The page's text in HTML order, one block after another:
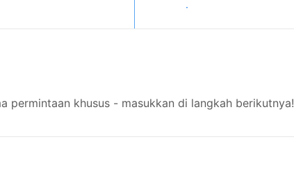
Tampilkan harga
permintaan khusus - masukkan di langkah berikutnya!